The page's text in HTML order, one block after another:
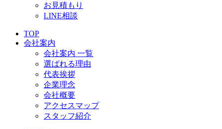
お見積もり
LINE相談
TOP
会社案内
会社案内 一覧
選ばれる理由
代表挨拶
企業理念
会社概要
アクセスマップ
スタッフ紹介